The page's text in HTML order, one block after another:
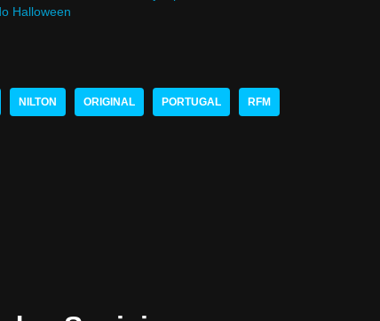
Halloween
NILTON ORIGINAL PORTUGAL RFM